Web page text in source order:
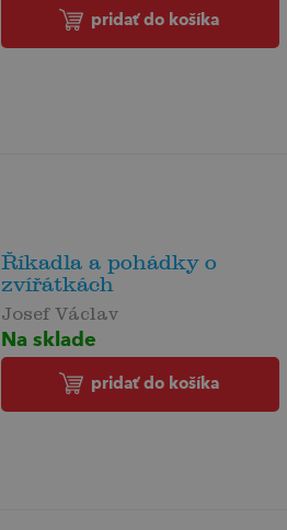
pridať do košíka
Říkadla a pohádky o
zvířátkách
Josef Václav
Na sklade
pridať do košíka